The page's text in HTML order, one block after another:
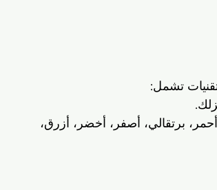
تشمل:
برتقالي، أصفر، أخضر، أزرق،